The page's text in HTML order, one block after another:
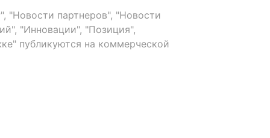
"Новости партнеров", "Новости
"Инновации", "Позиция",
публикуются на коммерческой